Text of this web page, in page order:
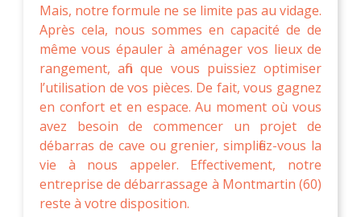
Mais, notre formule ne se limite pas au vidage.
Après cela, nous sommes en capacité de de
même vous épauler à aménager vos lieux de
rangement, afin que vous puissiez optimiser
l’utilisation de vos pièces. De fait, vous gagnez
en confort et en espace. Au moment où vous
avez besoin de commencer un projet de
débarras de cave ou grenier, simplifiez-vous la
vie à nous appeler. Effectivement, notre
entreprise de débarrassage à Montmartin (60)
reste à votre disposition.